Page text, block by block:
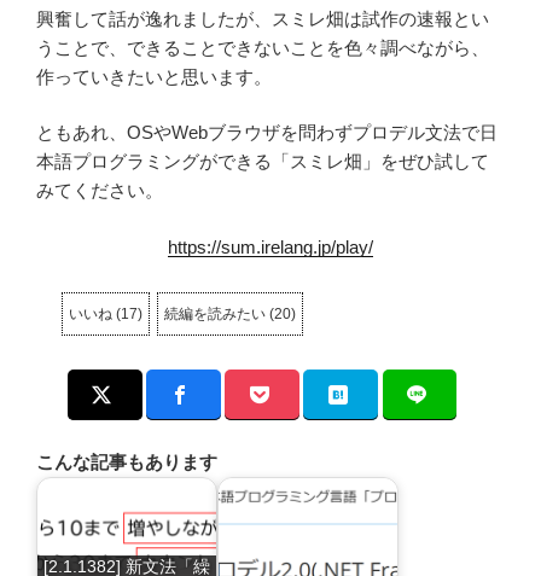
興奮して話が逸れましたが、スミレ畑は試作の速報とい
うことで、できることできないことを色々調べながら、
作っていきたいと思います。
ともあれ、OSやWebブラウザを問わずプロデル文法で日
本語プログラミングができる「スミレ畑」をぜひ試して
みてください。
https://sum.irelang.jp/play/
いいね (17) 続編を読みたい (20)
こんな記事もあります
[2.1.1382] 新文法「繰